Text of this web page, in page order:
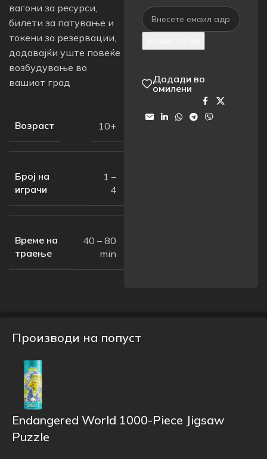
вагони за ресурси,
билети за патување и
токени за резервации,
додавајќи уште повеќе
возбудување во
вашиот град
Возраст 10+
Број на
играчи
1 –
4
Време на
траење
40 – 80
min
Додади во
омилени
Производи на попуст
Endangered World 1000-Piece Jigsaw
Puzzle